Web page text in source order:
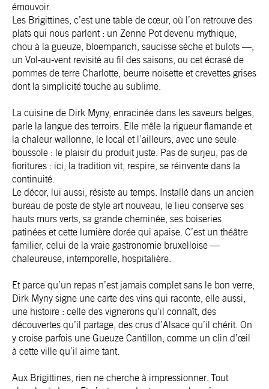
émouvoir.
Les Brigittines, c’est une table de cœur, où l’on retrouve des
plats qui nous parlent : un Zenne Pot devenu mythique,
chou à la gueuze, bloempanch, saucisse sèche et bulots —,
un Vol-au-vent revisité au fil des saisons, ou cet écrasé de
pommes de terre Charlotte, beurre noisette et crevettes grises
dont la simplicité touche au sublime.
La cuisine de Dirk Myny, enracinée dans les saveurs belges,
parle la langue des terroirs. Elle mêle la rigueur flamande et
la chaleur wallonne, le local et l’ailleurs, avec une seule
boussole : le plaisir du produit juste. Pas de surjeu, pas de
fioritures : ici, la tradition vit, respire, se réinvente dans la
continuité.
Le décor, lui aussi, résiste au temps. Installé dans un ancien
bureau de poste de style art nouveau, le lieu conserve ses
hauts murs verts, sa grande cheminée, ses boiseries
patinées et cette lumière dorée qui apaise. C’est un théâtre
familier, celui de la vraie gastronomie bruxelloise —
chaleureuse, intemporelle, hospitalière.
Et parce qu’un repas n’est jamais complet sans le bon verre,
Dirk Myny signe une carte des vins qui raconte, elle aussi,
une histoire : celle des vignerons qu’il connaît, des
découvertes qu’il partage, des crus d’Alsace qu’il chérit. On
y croise parfois une Gueuze Cantillon, comme un clin d’œil
à cette ville qu’il aime tant.
Aux Brigittines, rien ne cherche à impressionner. Tout